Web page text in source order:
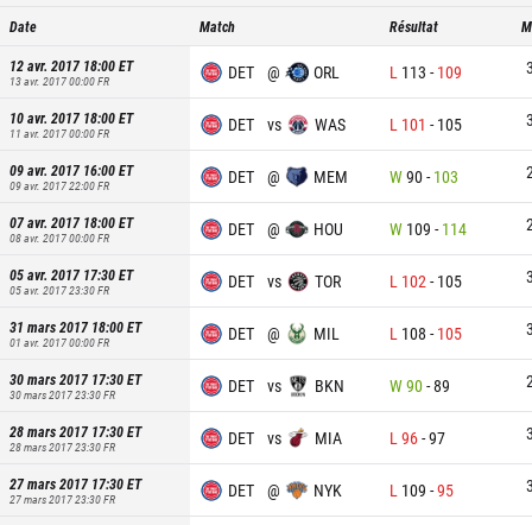
Date Match Résultat
12 avr. 2017 18:00ET
13 avr. 2017 00:00FR DET @ ORL L 113 - 109
10 avr. 2017 18:00ET
11 avr. 2017 00:00FR DET vs WAS L 101 - 105
09 avr. 2017 16:00ET
09 avr. 2017 22:00FR DET @ MEM W90- 103
07 avr. 2017 18:00ET
08 avr. 2017 00:00FR DET @ HOU W 109 - 114
05 avr. 2017 17:30ET
05 avr. 2017 23:30FR DET vs TOR L 102 - 105
31 mars 2017 18:00ET
01 avr. 2017 00:00FR DET @ MIL L 108 - 105
30 mars 2017 17:30ET
30 mars 2017 23:30FR DET vs BKN W90-89
28 mars 2017 17:30ET
28 mars 2017 23:30FR DET vs MIA L 96-97
27 mars 2017 17:30ET
27 mars 2017 23:30FR DET @ NYK L 109 -95